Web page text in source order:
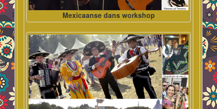
Mexicaanse dans workshop